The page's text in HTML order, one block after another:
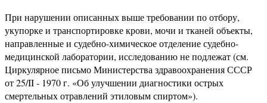
При нарушении описанных выше требовании по отбору,
укупорке и транспортировке крови, мочи и тканей объекты,
направленные и судебно-химическое отделение судебно-
медицинской лаборатории, исследованию не подлежат (см.
Циркулярное письмо Министерства здравоохранения СССР
от 25/II - 1970 г. «Об улучшении диагностики острых
смертельных отравлений этиловым спиртом»).